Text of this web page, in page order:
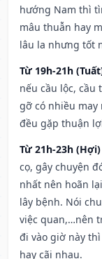
hướng Nam thì
mâu thuẫn hay
lâu la nhưng tốt
Từ 19h-21h
nếu cầu lộc,
gỡ có nhiều may
đều gặp thuận
Từ 21h-23h
cọ, gây chuyện
nhất nên hoãn
lây bệnh. Nói
việc quan,…nên
đi vào giờ này
hay cãi nhau.